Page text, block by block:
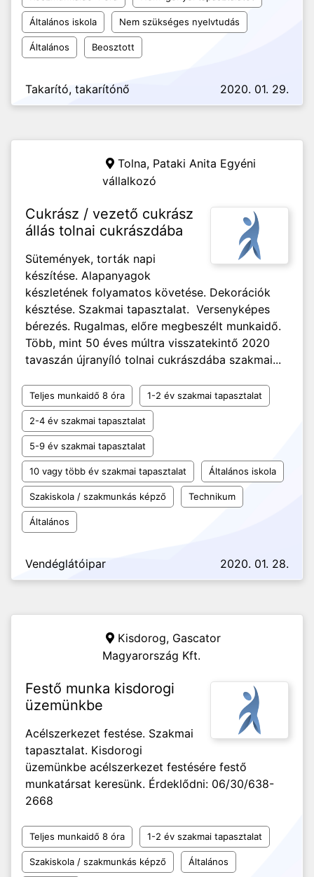
Általános iskola Nem szükséges nyelvtudás
Általános Beosztott
Takarító, takarítónő 2020. 01. 29.
Tolna, Pataki Anita Egyéni
vállalkozó
Cukrász / vezető cukrász
állás tolnai cukrászdába
Sütemények, torták napi
készítése. Alapanyagok
készletének folyamatos követése. Dekorációk
késztése. Szakmai tapasztalat. Versenyképes
bérezés. Rugalmas, előre megbeszélt munkaidő.
Több, mint 50 éves múltra visszatekintő 2020
tavaszán újranyíló tolnai cukrászdába szakmai...
Teljes munkaidő 8 óra 1-2 év szakmai tapasztalat
2-4 év szakmai tapasztalat
5-9 év szakmai tapasztalat
10 vagy több év szakmai tapasztalat Általános iskola
Szakiskola / szakmunkás képző Technikum
Általános
Vendéglátóipar 2020. 01. 28.
Kisdorog, Gascator
Magyarország Kft.
Festő munka kisdorogi
üzemünkbe
Acélszerkezet festése. Szakmai
tapasztalat. Kisdorogi
üzemünkbe acélszerkezet festésére festő
munkatársat keresünk. Érdeklődni: 06/30/638-
2668
Teljes munkaidő 8 óra 1-2 év szakmai tapasztalat
Szakiskola / szakmunkás képző Általános